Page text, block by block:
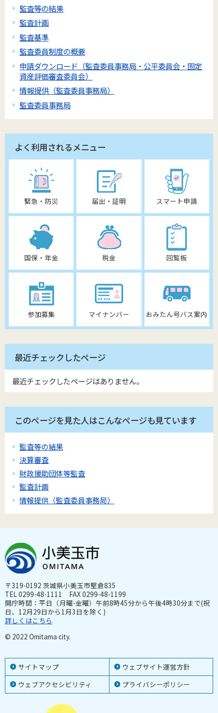
監査等の結果
監査計画
監査基準
監査委員制度の概要
申請ダウンロード（監査委員事務局・公平委員会・固定
資産評価審査委員会）
情報提供（監査委員事務局）
監査委員事務局
よく利用されるメニュー
緊急・防災 届出・証明 スマート申請
国保・年金 税金 回覧板
参加募集 マイナンバー おみたん号バス案内
最近チェックしたページ
最近チェックしたページはありません。
このページを見た人はこんなページも見ています
監査等の結果
決算審査
財政援助団体等監査
監査計画
情報提供（監査委員事務局）
サイトマップ
ウェブサイト運営方針
ウェブアクセシビリティ
プライバシーポリシー
〒319-0192 茨城県小美玉市堅倉835
TEL 0299-48-1111 FAX 0299-48-1199
開庁時間：平日（月曜-金曜）午前8時45分から午後4時30分まで(祝
日、12月29日から1月3日を除く)
詳しくはこちら
© 2022 Omitama city.